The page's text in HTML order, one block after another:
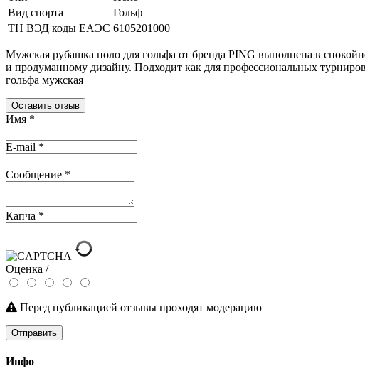
Вид спорта
Гольф
ТН ВЭД коды ЕАЭС 6105201000
Мужская рубашка поло для гольфа от бренда PING выполнена в
и продуманному дизайну. Подходит как для профессиональных
гольфа мужская
Оставить отзыв
Имя *
E-mail *
Сообщение *
Капча *
Оценка /
Перед публикацией отзывы проходят модерацию
Отправить
Инфо